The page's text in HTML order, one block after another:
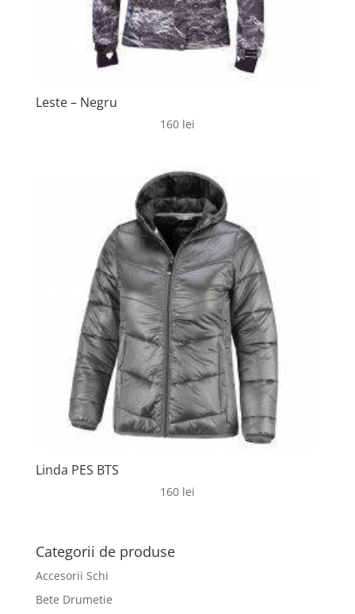
Leste – Negru
160 lei
Linda PES BTS
160 lei
Categorii de produse
Accesorii Schi
Bete Drumetie